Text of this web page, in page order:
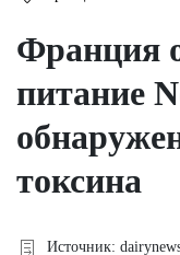
Франция
питание
токсина
Источник: